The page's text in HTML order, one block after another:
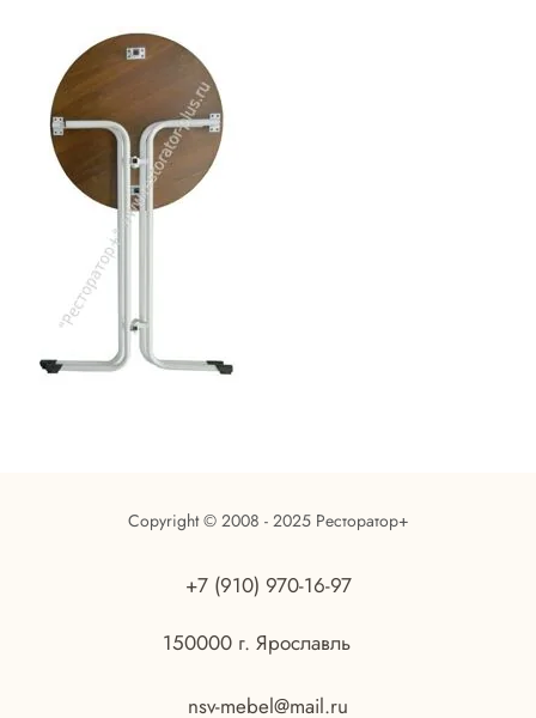
Copyright © 2008 - 2025 Ресторатор+
+7 (910) 970-16-97
150000 г. Ярославль
nsv-mebel@mail.ru